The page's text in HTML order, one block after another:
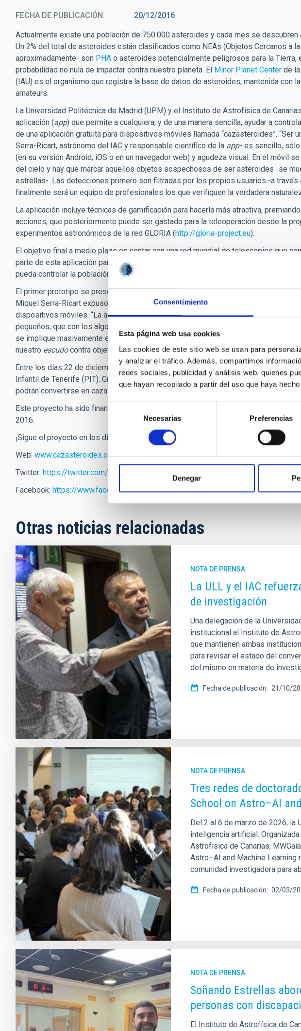
Consentimiento
Esta página web usa cookies
Las cookies de este sitio web se usan para
y analizar el tráfico. Además, compartimos
redes sociales, publicidad y análisis web, quienes
que hayan recopilado a partir del uso que haya
consentimiento
Necesarias Preferencias
Denegar
FECHA DE PUBLICACIÓN 20/12/2016
Actualmente existe una población de 750.000 asteroides y cada mes se
Un 2% del total de asteroides están clasificados como NEAs (Objetos Cercanos a
aproximadamente- son PHA o asteroides potencialmente peligrosos para la Tierra,
probabilidad no nula de impactar contra nuestro planeta. El Minor Planet Center de
(IAU) es el organismo que registra la base de datos de asteroides, mantenida con
amateurs.
La Universidad Politécnica de Madrid (UPM) y el Instituto de Astrofísica de
aplicación (app) que permite a cualquiera, y de una manera sencilla, ayudar a
de una aplicación gratuita para dispositivos móviles llamada “cazasteroides”. “Ser
Serra-Ricart, astrónomo del IAC y responsable científico de la app- es sencillo,
(en su versión Android, iOS o en un navegador web) y agudeza visual. En el móvil
del cielo y hay que marcar aquellos objetos sospechosos de ser asteroides -se
estrellas-. Las detecciones primero son filtradas por los propios usuarios -a través
finalmente será un equipo de profesionales los que verifiquen la verdadera
La aplicación incluye técnicas de gamificación para hacerla más atractiva,
acciones, que posteriormente puede ser gastado para la teleoperación desde la
experimentos astronómicos de la red GLORIA (http://gloria-project.eu).
El objetivo final a medio plazo es contar con una red mundial de telescopios que
parte de esta aplicación para que, de una manera estrepitosamente rápida y gracias
pueda controlar la población de objetos peligrosos de nuestro sistema solar para
El primer prototipo se presentó el pasado mes de noviembre en la Semana de la
Miquel Serra-Ricart expuso el proyecto a decenas de escolares, quienes probaron
dispositivos móviles. “La agudeza visual de los jóvenes nos permitirá detectar
pequeños, que con los algoritmos tradicionales de reconocimiento de imágenes. La
se implique masivamente en el proyecto. Es tarea de todos proteger el futuro de
nuestro escudocontra objetos que se acerquen mucho a la Tierra”, comenta este
Entre los días 22 de diciembre de 2016 al 8 de enero de 2017 se presentará una
Infantil de Tenerife (PIT). Gracias a la colaboración de Media Markt Tenerife y
podrán convertirse en cazasteroides usando tabletas Android y sus propios móviles.
Este proyecto ha sido financiado por la Fundación Española para la Ciencia y
2016.
¡Sigue el proyecto en los diferentes canales!
Web: www.cazasteroides.org
Twitter: https://twitter.com/cazasteroides
Facebook: https://www.facebook.com/cazasteroides/
Otras noticias relacionadas
NOTA DE PRENSA
La ULL y el IAC
de investigación
Una delegación de la
institucional al Instituto de
que mantienen ambas
para revisar el estado del
del mismo en materia de
Fecha de publicación 21/10/
NOTA DE PRENSA
Tres redes de
School on Astro–AI
Del 2 al 6 de marzo de 2026, la
inteligencia artificial.
Astrofísica de Canarias,
Astro–AI and Machine Learning
comunidad investigadora para
Fecha de publicación 02/03/
NOTA DE PRENSA
Soñando Estrellas
personas con
El Instituto de Astrofísica de